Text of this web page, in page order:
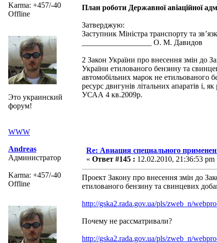
Karma: +457/-40
Offline
Это украинский
форум!
WWW
План роботи Державної авіаційної
Затверджую:
Заступник Міністра транспорту та
__________________ О. М. Давидов
2 Закон України про внесення змін до
України етилованого бензину та
автомобільних марок не етильованого
ресурс двигунів літальних апаратів і,
УСАА 4 кв.2009р.
Andreas
Администратор
Karma: +457/-40
Offline
Re: Авиация специального
« Ответ #145 : 12.02.2010, 21:36:53 pm
Проект Закону про внесення змін до
етилованого бензину та свинцевих
http://gska2.rada.gov.ua/pls/zweb_n/
Почему не рассматривали?
http://gska2.rada.gov.ua/pls/zweb_n/